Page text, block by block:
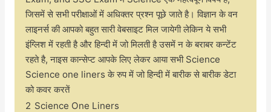
जिसमें से सभी परीक्षाओं में अधिक्तर प्रश्न पूछे जाते है। विज्ञान के वन
लाइनर्स की आपको बहुत सारी वेबसाइट मिल जायेगी लेकिन ये सभी
इंग्लिश में रहती है और हिन्दी में जो मिलती है उसमें न के बराबर कन्टेंट
रहते है, नाइस कान्सेप्ट आपके लिए लेकर आया सभी Science
Science one liners के रुप में जो हिन्दी में बारीक से बारीक डेटा
को कवर करतें
2 Science One Liners